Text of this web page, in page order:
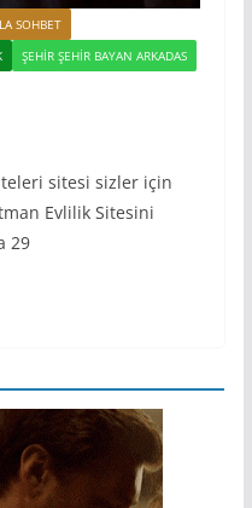
SOHBET
ŞEHIR ŞEHIR BAYAN ARKADAS
sitesi sizler için
Evlilik Sitesini
29